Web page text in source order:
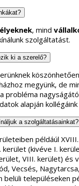
, mind
szolgáltatást.
ki a szerelő?
megyünk, de
probléma
alapján
a szolgáltatásainkat?
példáúl
kerület (kivéve I.
VIII. kerület) és
Vecsés,
belüli településeken